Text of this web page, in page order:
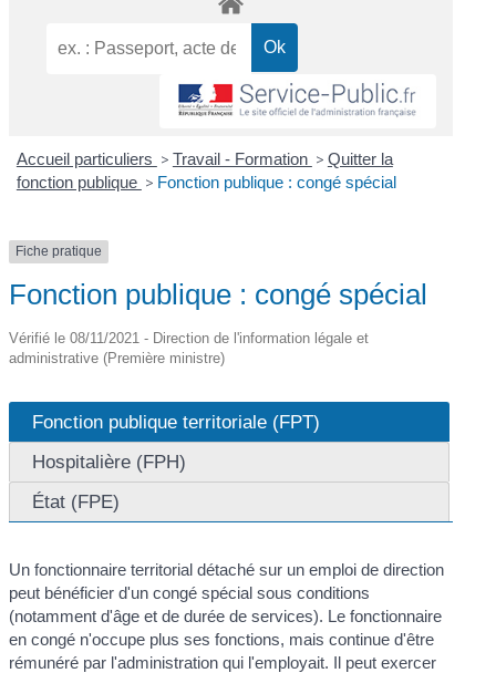
Accueil particuliers > Travail - Formation > Quitter la
fonction publique > Fonction publique : congé spécial
Fiche pratique
Fonction publique : congé spécial
Vérifié le 08/11/2021 - Direction de l'information légale et
administrative (Première ministre)
Fonction publique territoriale (FPT)
Hospitalière (FPH)
État (FPE)
Un fonctionnaire territorial détaché sur un emploi de direction
peut bénéficier d'un congé spécial sous conditions
(notamment d'âge et de durée de services). Le fonctionnaire
en congé n'occupe plus ses fonctions, mais continue d'être
rémunéré par l'administration qui l'employait. Il peut exercer